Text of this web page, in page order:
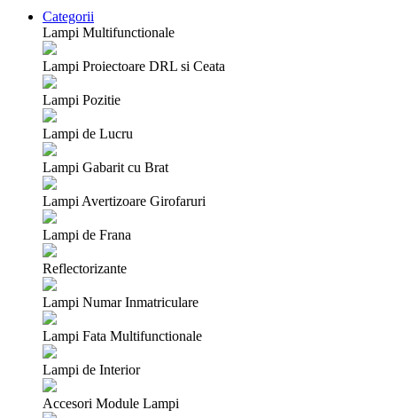
Categorii
Lampi Multifunctionale
Lampi Proiectoare DRL si Ceata
Lampi Pozitie
Lampi de Lucru
Lampi Gabarit cu Brat
Lampi Avertizoare Girofaruri
Lampi de Frana
Reflectorizante
Lampi Numar Inmatriculare
Lampi Fata Multifunctionale
Lampi de Interior
Accesori Module Lampi